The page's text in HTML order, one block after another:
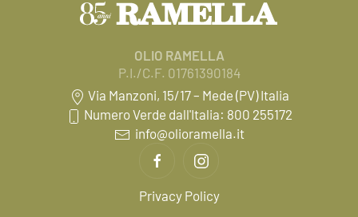
OLIO RAMELLA
P.I./C.F. 01761390184
Via Manzoni, 15/17 – Mede (PV) Italia
Numero Verde dall'Italia: 800 255172
info@olioramella.it
Privacy Policy